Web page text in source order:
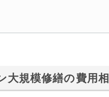
大規模修繕の費用